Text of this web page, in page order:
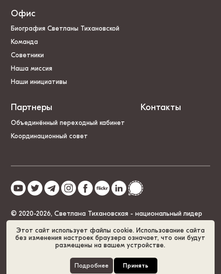
Этот сайт использует файлы cookie. Использование сайта
без изменения настроек браузера означает, что они будут
размещены на вашем устройстве.
Подробнее Принять
Офис
Биография Светланы Тихановской
Команда
Советники
Наша миссия
Наши инициативы
Партнеры
Объединённый переходный кабинет
Координационный совет
Контакты
© 2020-2026, Светлана Тихановская - национальный лидер